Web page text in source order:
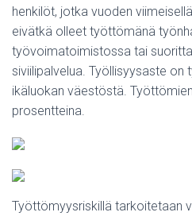
henkilöt, jotka vuoden
eivätkä olleet työttömänä
työvoimatoimistossa tai
siviilipalvelua. Työllisyysaste on
ikäluokan väestöstä.
prosentteina.
Työttömyysriskillä tarkoitetaan